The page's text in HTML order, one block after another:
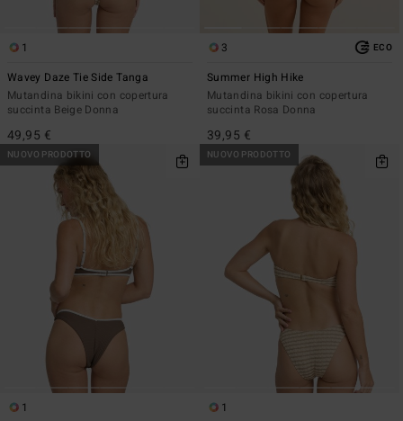
1
Wavey Daze Tie Side Tanga
Mutandina bikini con copertura
succinta Beige Donna
49,95 €
3 ECO
Summer High Hike
Mutandina bikini con copertura
succinta Rosa Donna
39,95 €
NUOVO PRODOTTO
1
NUOVO PRODOTTO
1